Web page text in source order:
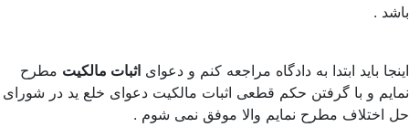
باشد .
اینجا باید ابتدا به دادگاه مراجعه کنم و دعوای اثبات مالکیت مطرح
نمایم و با گرفتن حکم قطعی اثبات مالکیت دعوای خلع ید در شورای
حل اختلاف مطرح نمایم والا موفق نمی شوم .